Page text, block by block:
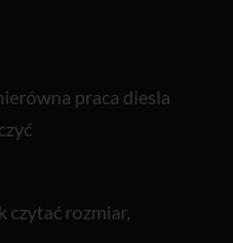
praca diesla
czytać rozmiar,